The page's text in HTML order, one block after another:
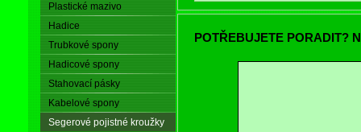
Plastické mazivo
Hadice
Trubkové spony
Hadicové spony
Stahovací pásky
Kabelové spony
Segerové pojistné kroužky
POTŘEBUJETE PORADIT?